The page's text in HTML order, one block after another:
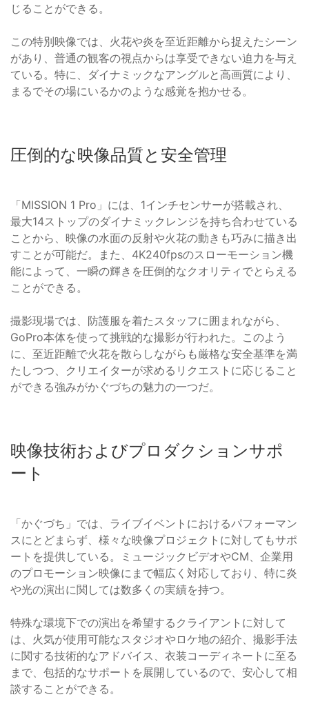
じることができる。
この特別映像では、火花や炎を至近距離から捉えたシーン
があり、普通の観客の視点からは享受できない迫力を与え
ている。特に、ダイナミックなアングルと高画質により、
まるでその場にいるかのような感覚を抱かせる。
圧倒的な映像品質と安全管理
「MISSION 1 Pro」には、1インチセンサーが搭載され、
最大14ストップのダイナミックレンジを持ち合わせている
ことから、映像の水面の反射や火花の動きも巧みに描き出
すことが可能だ。また、4K240fpsのスローモーション機
能によって、一瞬の輝きを圧倒的なクオリティでとらえる
ことができる。
撮影現場では、防護服を着たスタッフに囲まれながら、
GoPro本体を使って挑戦的な撮影が行われた。このよう
に、至近距離で火花を散らしながらも厳格な安全基準を満
たしつつ、クリエイターが求めるリクエストに応じること
ができる強みがかぐづちの魅力の一つだ。
映像技術およびプロダクションサポ
ート
「かぐづち」では、ライブイベントにおけるパフォーマン
スにとどまらず、様々な映像プロジェクトに対してもサポ
ートを提供している。ミュージックビデオやCM、企業用
のプロモーション映像にまで幅広く対応しており、特に炎
や光の演出に関しては数多くの実績を持つ。
特殊な環境下での演出を希望するクライアントに対して
は、火気が使用可能なスタジオやロケ地の紹介、撮影手法
に関する技術的なアドバイス、衣装コーディネートに至る
まで、包括的なサポートを展開しているので、安心して相
談することができる。